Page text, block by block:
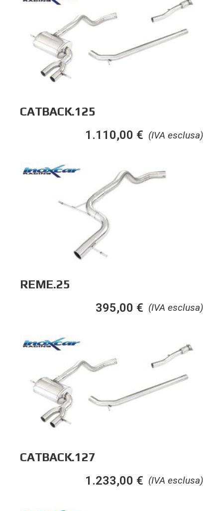
CATBACK.125
(IVA esclusa)
1.110,00 €
REME.25
(IVA esclusa)
395,00 €
CATBACK.127
(IVA esclusa)
1.233,00 €